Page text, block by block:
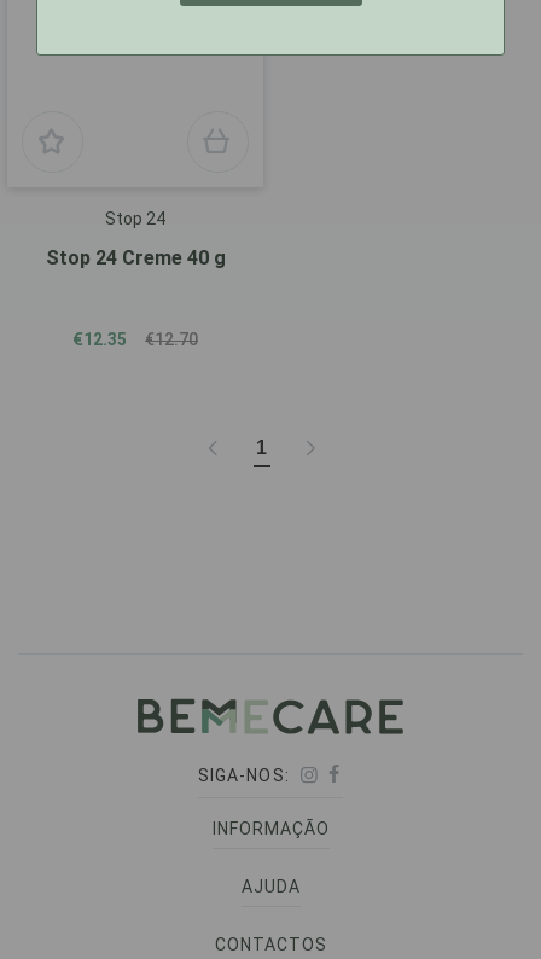
Stop 24
Stop 24 Creme 40 g
€12.35 €12.70
1
SIGA-NOS:
INFORMAÇÃO
AJUDA
CONTACTOS